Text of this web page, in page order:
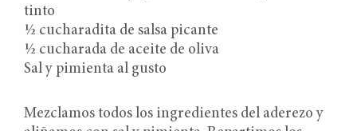
tinto
½ cucharadita de salsa picante
½ cucharada de aceite de oliva
Sal y pimienta al gusto
Mezclamos todos los ingredientes del aderezo y